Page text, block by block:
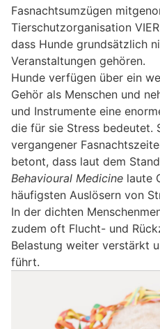
Fasnachtsumzügen
Tierschutzorganisation
dass Hunde grundsätzlich
Veranstaltungen gehören.
Hunde verfügen über ein
Gehör als Menschen und
und Instrumente eine
die für sie Stress bedeutet.
vergangener
betont, dass laut dem
Behavioural Medicine laute
häufigsten Auslösern von
In der dichten
zudem oft Flucht- und
Belastung weiter verstärkt
führt.